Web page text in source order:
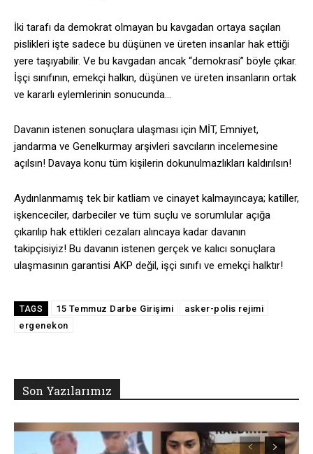
İki tarafı da demokrat olmayan bu kavgadan ortaya saçılan
pislikleri işte sadece bu düşünen ve üreten insanlar hak ettiği
yere taşıyabilir. Ve bu kavgadan ancak “demokrasi” böyle çıkar.
İşçi sınıfının, emekçi halkın, düşünen ve üreten insanların ortak
ve kararlı eylemlerinin sonucunda…
Davanın istenen sonuçlara ulaşması için MİT, Emniyet,
jandarma ve Genelkurmay arşivleri savcıların incelemesine
açılsın! Davaya konu tüm kişilerin dokunulmazlıkları kaldırılsın!
Aydınlanmamış tek bir katliam ve cinayet kalmayıncaya; katiller,
işkenceciler, darbeciler ve tüm suçlu ve sorumlular açığa
çıkarılıp hak ettikleri cezaları alıncaya kadar davanın
takipçisiyiz! Bu davanın istenen gerçek ve kalıcı sonuçlara
ulaşmasının garantisi AKP değil, işçi sınıfı ve emekçi halktır!
TAGS 15 Temmuz Darbe Girişimi
asker-polis rejimi
ergenekon
Son Yazılarımız